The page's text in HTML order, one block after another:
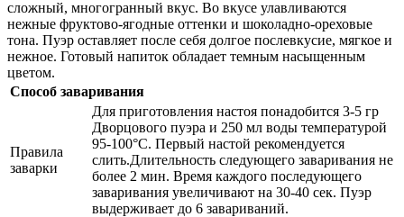
сложный, многогранный вкус. Во вкусе улавливаются
нежные фруктово-ягодные оттенки и шоколадно-ореховые
тона. Пуэр оставляет после себя долгое послевкусие, мягкое и
нежное. Готовый напиток обладает темным насыщенным
цветом.
Способ заваривания
Правила
заварки
Для приготовления настоя понадобится 3-5 гр
Дворцового пуэра и 250 мл воды температурой
95-100°C. Первый настой рекомендуется
слить.Длительность следующего заваривания не
более 2 мин. Время каждого последующего
заваривания увеличивают на 30-40 сек. Пуэр
выдерживает до 6 завариваний.